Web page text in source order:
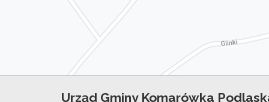
Urząd Gminy Komarówka